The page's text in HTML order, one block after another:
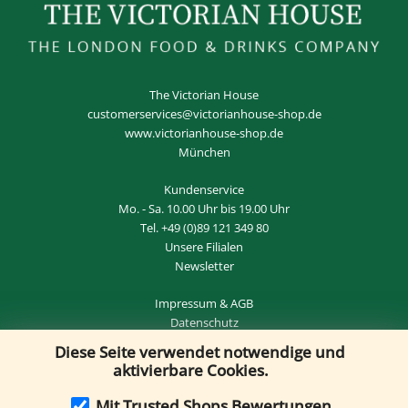
The Victorian House
customerservices@victorianhouse-shop.de
www.victorianhouse-shop.de
München
Kundenservice
Mo. - Sa. 10.00 Uhr bis 19.00 Uhr
Tel.+49 (0)89 121 349 80
Unsere Filialen
Newsletter
Impressum &AGB
Datenschutz
Widerrufsrecht& VERTRAG WIDERRUFEN
Diese Seite verwendet notwendige und
aktivierbare Cookies.